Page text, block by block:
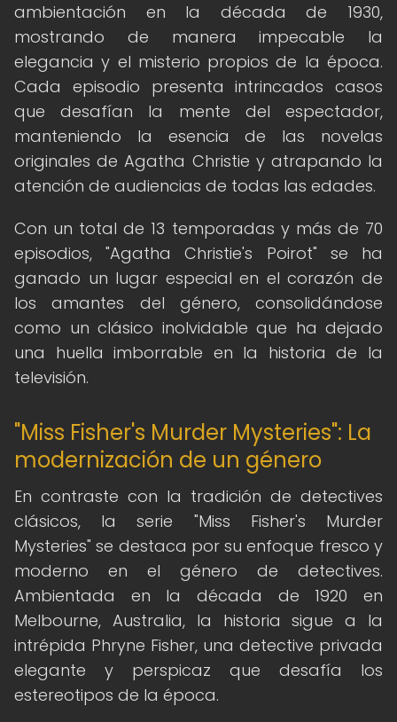
ambientación en la década de 1930,
mostrando de manera impecable la
elegancia y el misterio propios de la época.
Cada episodio presenta intrincados casos
que desafían la mente del espectador,
manteniendo la esencia de las novelas
originales de Agatha Christie y atrapando la
atención de audiencias de todas las edades.
Con un total de 13 temporadas y más de 70
episodios, "Agatha Christie's Poirot" se ha
ganado un lugar especial en el corazón de
los amantes del género, consolidándose
como un clásico inolvidable que ha dejado
una huella imborrable en la historia de la
televisión.
"Miss Fisher's Murder Mysteries": La
modernización de un género
En contraste con la tradición de detectives
clásicos, la serie "Miss Fisher's Murder
Mysteries" se destaca por su enfoque fresco y
moderno en el género de detectives.
Ambientada en la década de 1920 en
Melbourne, Australia, la historia sigue a la
intrépida Phryne Fisher, una detective privada
elegante y perspicaz que desafía los
estereotipos de la época.